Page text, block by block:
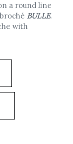
a round line
BULLE.
with